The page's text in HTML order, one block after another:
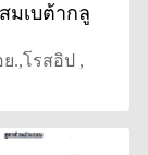
มเบต้ากลู
.,โรสอิป ,